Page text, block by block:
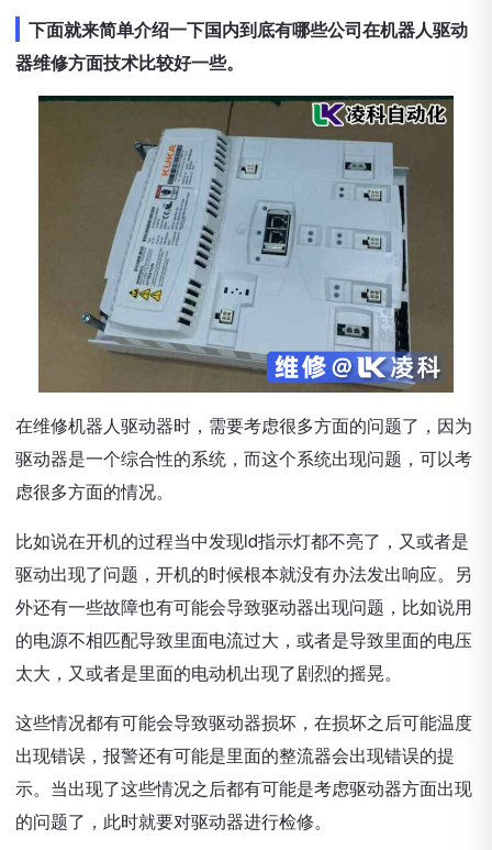
下面就来简单介绍一下国内到底有哪些公司在机器人驱动
器维修方面技术比较好一些。
在维修机器人驱动器时，需要考虑很多方面的问题了，因为
驱动器是一个综合性的系统，而这个系统出现问题，可以考
虑很多方面的情况。
比如说在开机的过程当中发现ld指示灯都不亮了，又或者是
驱动出现了问题，开机的时候根本就没有办法发出响应。另
外还有一些故障也有可能会导致驱动器出现问题，比如说用
的电源不相匹配导致里面电流过大，或者是导致里面的电压
太大，又或者是里面的电动机出现了剧烈的摇晃。
这些情况都有可能会导致驱动器损坏，在损坏之后可能温度
出现错误，报警还有可能是里面的整流器会出现错误的提
示。当出现了这些情况之后都有可能是考虑驱动器方面出现
的问题了，此时就要对驱动器进行检修。